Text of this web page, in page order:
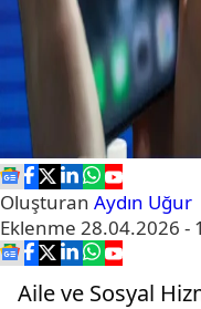
Oluşturan Aydın Uğur
Eklenme 28.04.2026 -
Aile ve Sosyal